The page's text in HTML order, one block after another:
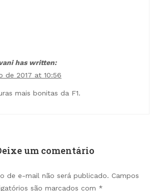
has written:
de 2017 at 10:56
mais bonitas da F1.
um comentário
de e-mail não será publicado. Campos
são marcados com *